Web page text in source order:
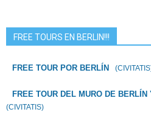
FREE TOURS EN BERLIN!!!
FREE TOUR POR BERLÍN
FREE TOUR DEL MURO DE
(CIVITATIS)